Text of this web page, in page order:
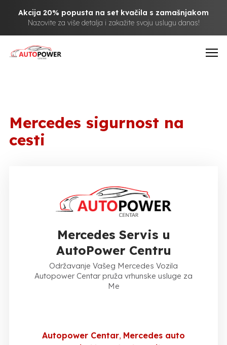
Akcija 20% popusta na set kvačila s zamašnjakom
Nazovite za više detalja i zakažite svoju uslugu danas!
Mercedes sigurnost na
cesti
Mercedes Servis u
AutoPower Centru
Održavanje Vašeg Mercedes Vozila
Autopower Centar pruža vrhunske usluge za
Me
Autopower Centar Mercedes auto